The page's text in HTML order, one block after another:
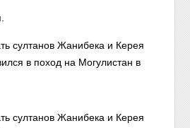
султанов Жанибека и Керея
в поход на Могулистан в
султанов Жанибека и Керея